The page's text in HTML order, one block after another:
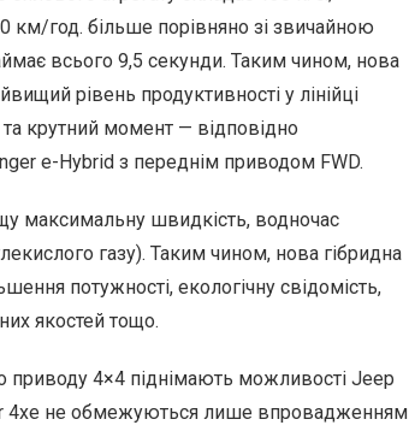
км/год. більше порівняно зі звичайною
всього 9,5 секунди. Таким чином, нова
рівень продуктивності у лінійці
крутний момент — відповідно
e-Hybrid з переднім приводом FWD.
максимальну швидкість, водночас
газу). Таким чином, нова гібридна
потужності, екологічну свідомість,
якостей тощо.
приводу 4×4 піднімають можливості Jeep
4xe не обмежуються лише впровадженням